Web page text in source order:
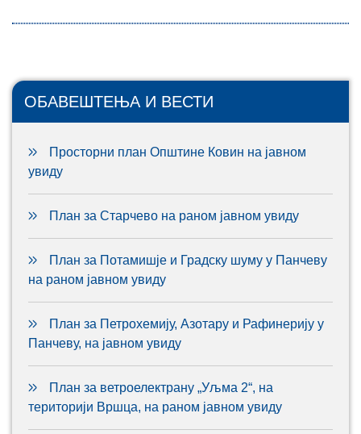
ОБАВЕШТЕЊА И ВЕСТИ
Просторни план Општине Ковин на јавном
увиду
План за Старчево на раном јавном увиду
План за Потамишје и Градску шуму у Панчеву
на раном јавном увиду
План за Петрохемију, Азотару и Рафинерију у
Панчеву, на јавном увиду
План за ветроелектрану „Уљма 2“, на
територији Вршца, на раном јавном увиду